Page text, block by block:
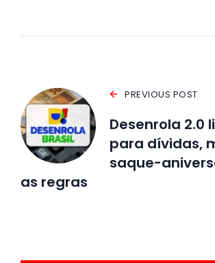
PREVIOUS POST
Desenrola 2.0
para dívidas,
saque-
as regras